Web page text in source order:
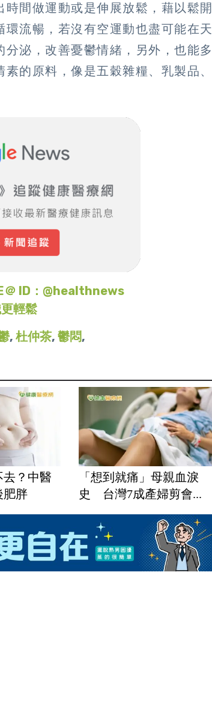
間做運動或是伸展放鬆，藉以鬆開
流暢，若沒有空運動也盡可能在天
泌，改善憂鬱情緒，另外，也能多
的原料，像是五穀雜糧、乳製品、
＠ ID：@healthnews
輕鬆
, 杜仲茶, 鬱悶,
去？中醫
肥胖
「想到就痛」母親血淚
史 台灣7成產婦剪會...